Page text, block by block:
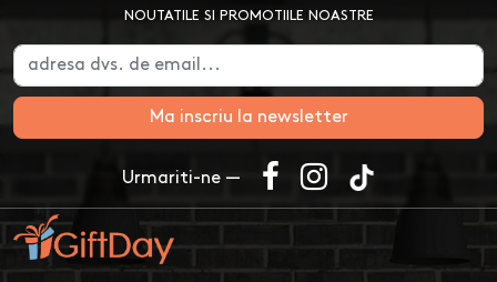
NOUTATILE SI PROMOTIILE NOASTRE
Ma inscriu la newsletter
Urmariti-ne —